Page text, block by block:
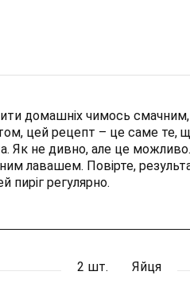
домашніх чимось
цей рецепт – це саме те,
Як не дивно, але це
лавашем. Повірте,
пиріг регулярно.
2 шт. Яйця